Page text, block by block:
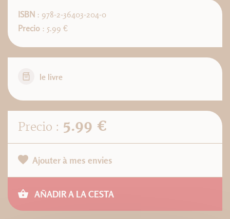
ISBN : 978-2-36403-204-0
Precio : 5.99 €
le livre
Precio : 5.99 €
Ajouter à mes envies
AÑADIR A LA CESTA